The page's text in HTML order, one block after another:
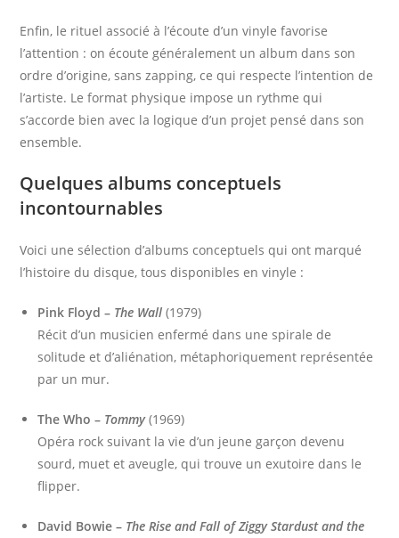
Enfin, le rituel associé à l’écoute d’un vinyle favorise
l’attention : on écoute généralement un album dans son
ordre d’origine, sans zapping, ce qui respecte l’intention de
l’artiste. Le format physique impose un rythme qui
s’accorde bien avec la logique d’un projet pensé dans son
ensemble.
Quelques albums conceptuels
incontournables
Voici une sélection d’albums conceptuels qui ont marqué
l’histoire du disque, tous disponibles en vinyle :
Pink Floyd – The Wall (1979)
Récit d’un musicien enfermé dans une spirale de
solitude et d’aliénation, métaphoriquement représentée
par un mur.
The Who – Tommy(1969)
Opéra rock suivant la vie d’un jeune garçon devenu
sourd, muet et aveugle, qui trouve un exutoire dans le
flipper.
David Bowie – The Rise and Fall of Ziggy Stardust and the